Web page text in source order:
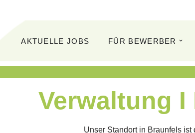
AKTUELLE JOBS FÜR BEWERBER
Verwaltung
Unser Standort in Braunfels